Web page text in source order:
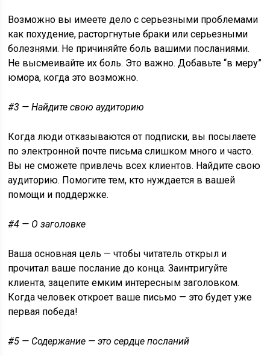
Возможно вы имеете дело с серьезными проблемами
как похудение, расторгнутые браки или серьезными
болезнями. Не причиняйте боль вашими посланиями.
Не высмеивайте их боль. Это важно. Добавьте “в меру”
юмора, когда это возможно.
#3 — Найдите свою аудиторию
Когда люди отказываются от подписки, вы посылаете
по электронной почте письма слишком много и часто.
Вы не сможете привлечь всех клиентов. Найдите свою
аудиторию. Помогите тем, кто нуждается в вашей
помощи и поддержке.
#4 — О заголовке
Ваша основная цель — чтобы читатель открыл и
прочитал ваше послание до конца. Заинтригуйте
клиента, зацепите емким интересным заголовком.
Когда человек откроет ваше письмо — это будет уже
первая победа!
#5 — Содержание — это сердце посланий